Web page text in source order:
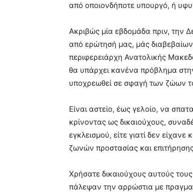
από οποιονδήποτε υπουργό, ή
Ακριβώς μία εβδομάδα πριν, την
από ερώτησή μας, μάς
περιφερειάρχη Ανατολικής
θα υπάρχει κανένα πρόβλημα
υποχρεωθεί σε σφαγή των ζώων
Είναι αστείο, έως γελοίο, να
κρίνοντας ως δικαιούχους,
εγκλεισμού, είτε γιατί δεν
ζωνών προστασίας και
Χρήσατε δικαιούχους αυτούς
πάλεψαν την αρρώστια με